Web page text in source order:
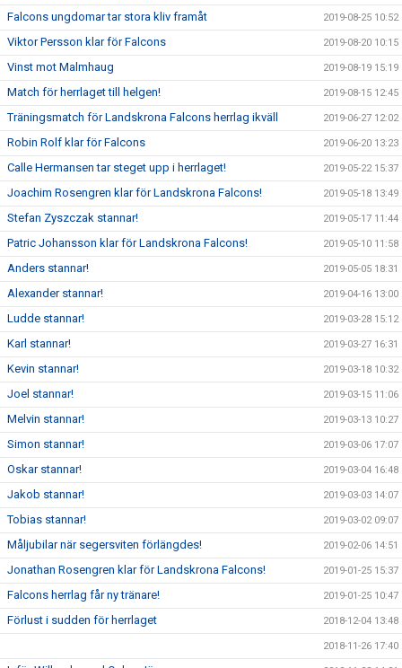
Falcons ungdomar tar stora kliv framåt 2019-08-25 10:52
Viktor Persson klar för Falcons 2019-08-20 10:15
Vinst mot Malmhaug 2019-08-19 15:19
Match för herrlaget till helgen! 2019-08-15 12:45
Träningsmatch för Landskrona Falcons herrlag ikväll 2019-06-27 12:02
Robin Rolf klar för Falcons 2019-06-20 13:23
Calle Hermansen tar steget upp i herrlaget! 2019-05-22 15:37
Joachim Rosengren klar för Landskrona Falcons! 2019-05-18 13:49
Stefan Zyszczak stannar! 2019-05-17 11:44
Patric Johansson klar för Landskrona Falcons! 2019-05-10 11:58
Anders stannar! 2019-05-05 18:31
Alexander stannar! 2019-04-16 13:00
Ludde stannar! 2019-03-28 15:12
Karl stannar! 2019-03-27 16:31
Kevin stannar! 2019-03-18 10:32
Joel stannar! 2019-03-15 11:06
Melvin stannar! 2019-03-13 10:27
Simon stannar! 2019-03-06 17:07
Oskar stannar! 2019-03-04 16:48
Jakob stannar! 2019-03-03 14:07
Tobias stannar! 2019-03-02 09:07
Måljubilar när segersviten förlängdes! 2019-02-06 14:51
Jonathan Rosengren klar för Landskrona Falcons! 2019-01-25 15:37
Falcons herrlag får ny tränare! 2019-01-25 10:47
Förlust i sudden för herrlaget 2018-12-04 13:48
2018-11-26 17:40